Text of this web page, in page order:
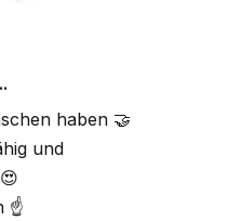
haben 🤝
und
☝️